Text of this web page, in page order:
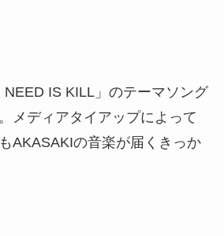
NEED IS KILL」のテーマソング
メディアタイアップによって
AKASAKIの音楽が届くきっか